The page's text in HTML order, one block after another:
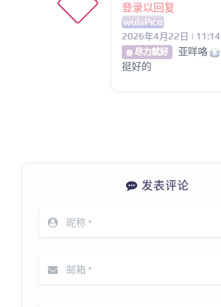
登录以回复
wulaPico
2026年4月22日 | 11:14
@ 尽力就好 亚咩咯
挺好的
发表评论